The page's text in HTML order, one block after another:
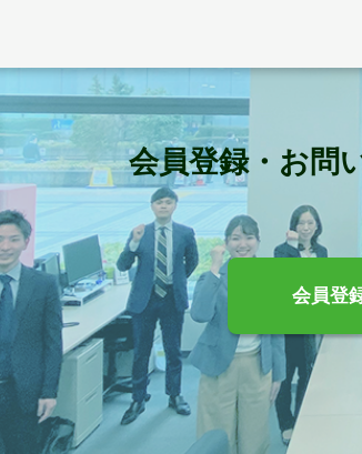
会員登録・お問
会員登